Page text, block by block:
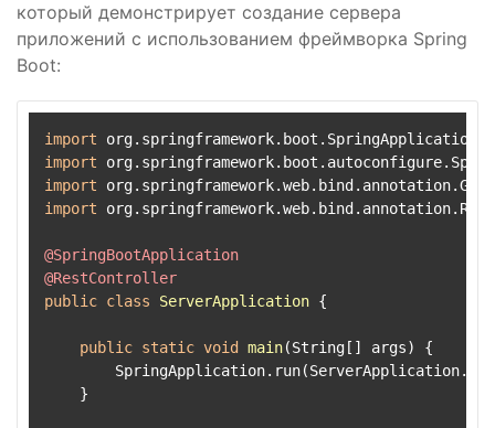
который демонстрирует создание сервера
приложений с использованием фреймворка Spring
Boot:
import
import
import
import
@SpringBootApplication
@RestController
public class ServerApplication {
public static void main(String[] args)
{
    }